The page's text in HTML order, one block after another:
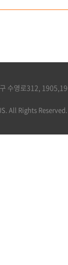
수영로312,
All Rights Reserved.